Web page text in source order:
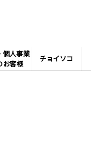
個人事業
お客様
チョイソコ